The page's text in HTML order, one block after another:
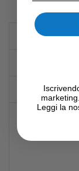
Leggi la